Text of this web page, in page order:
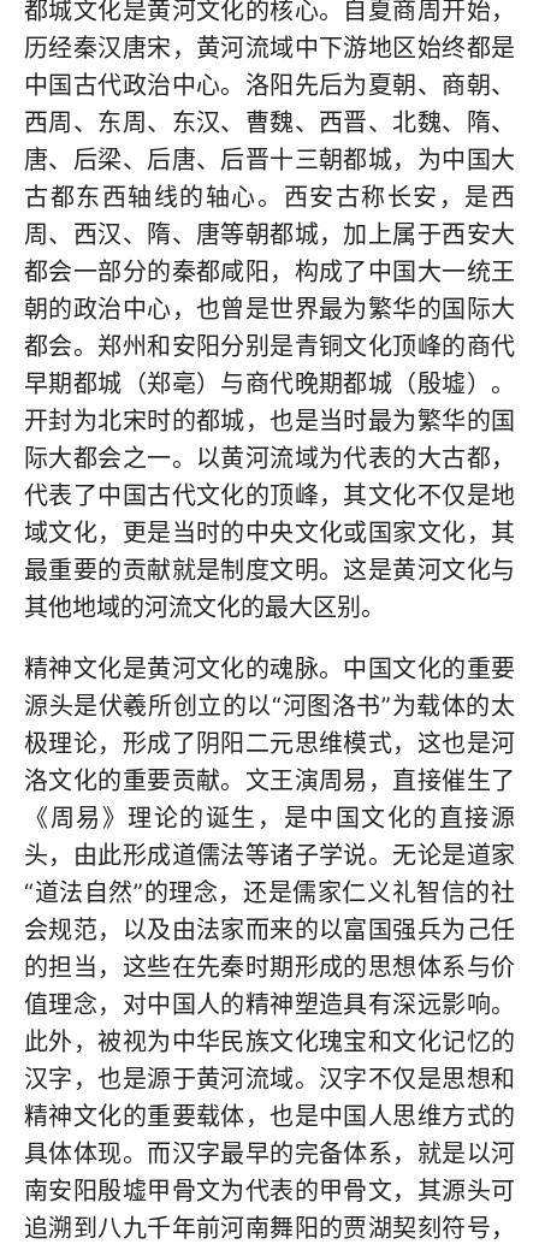
都城文化是黄河文化的核心。自夏商周开始，
历经秦汉唐宋，黄河流域中下游地区始终都是
中国古代政治中心。洛阳先后为夏朝、商朝、
西周、东周、东汉、曹魏、西晋、北魏、隋、
唐、后梁、后唐、后晋十三朝都城，为中国大
古都东西轴线的轴心。西安古称长安，是西
周、西汉、隋、唐等朝都城，加上属于西安大
都会一部分的秦都咸阳，构成了中国大一统王
朝的政治中心，也曾是世界最为繁华的国际大
都会。郑州和安阳分别是青铜文化顶峰的商代
早期都城（郑亳）与商代晚期都城（殷墟）。
开封为北宋时的都城，也是当时最为繁华的国
际大都会之一。以黄河流域为代表的大古都，
代表了中国古代文化的顶峰，其文化不仅是地
域文化，更是当时的中央文化或国家文化，其
最重要的贡献就是制度文明。这是黄河文化与
其他地域的河流文化的最大区别。
精神文化是黄河文化的魂脉。中国文化的重要
源头是伏羲所创立的以“河图洛书”为载体的太
极理论，形成了阴阳二元思维模式，这也是河
洛文化的重要贡献。文王演周易，直接催生了
《周易》理论的诞生，是中国文化的直接源
头，由此形成道儒法等诸子学说。无论是道家
“道法自然”的理念，还是儒家仁义礼智信的社
会规范，以及由法家而来的以富国强兵为己任
的担当，这些在先秦时期形成的思想体系与价
值理念，对中国人的精神塑造具有深远影响。
此外，被视为中华民族文化瑰宝和文化记忆的
汉字，也是源于黄河流域。汉字不仅是思想和
精神文化的重要载体，也是中国人思维方式的
具体体现。而汉字最早的完备体系，就是以河
南安阳殷墟甲骨文为代表的甲骨文，其源头可
追溯到八九千年前河南舞阳的贾湖契刻符号，